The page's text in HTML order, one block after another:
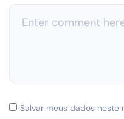
Salvar meus dados neste